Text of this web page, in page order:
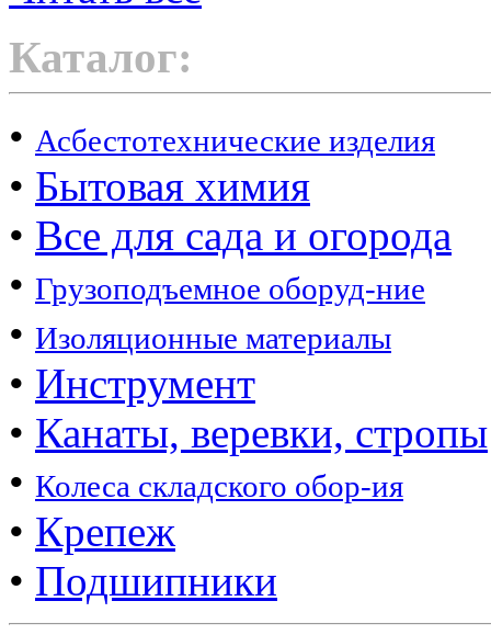
Каталог:
• Асбестотехнические изделия
• Бытовая химия
• Все для сада и огорода
• Грузоподъемное оборуд-ние
• Изоляционные материалы
• Инструмент
• Канаты, веревки, стропы
• Колеса складского обор-ия
• Крепеж
• Подшипники